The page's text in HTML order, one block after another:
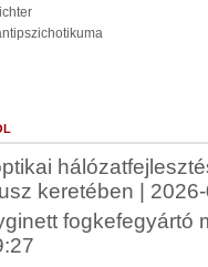
keretében |
fogkefegyártó